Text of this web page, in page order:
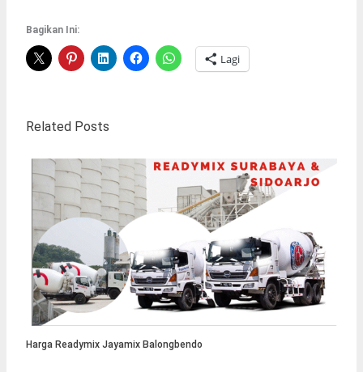
Bagikan Ini:
Lagi
Related Posts
Harga Readymix Jayamix Balongbendo